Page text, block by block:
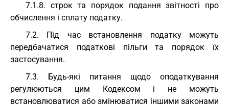
7.1.8. строк та порядок подання звітності про
обчислення і сплату податку.
7.2. Під час встановлення податку можуть
передбачатися податкові пільги та порядок їх
застосування.
7.3. Будь-які питання щодо оподаткування
регулюються цим Кодексом і не можуть
встановлюватися або змінюватися іншими законами